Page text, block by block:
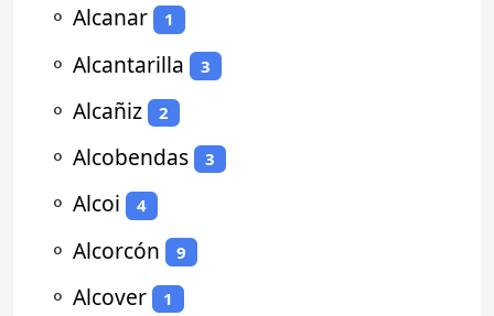
⚬ Alcanar 1
⚬ Alcantarilla 3
⚬ Alcañiz 2
⚬ Alcobendas 3
⚬ Alcoi 4
⚬ Alcorcón 9
⚬ Alcover 1